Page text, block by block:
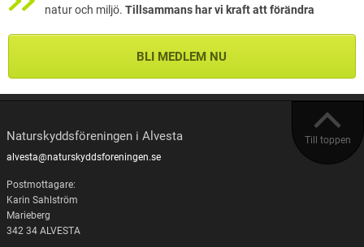
natur och miljö. Tillsammans har vi kraft att förändra
BLI MEDLEM NU
Till toppen
Naturskyddsföreningen i Alvesta
alvesta@naturskyddsforeningen.se
Postmottagare:
Karin Sahlström
Marieberg
342 34 ALVESTA